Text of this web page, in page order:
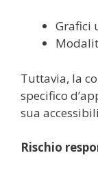
Grafici
Tuttavia, la
specifico
sua
Rischio